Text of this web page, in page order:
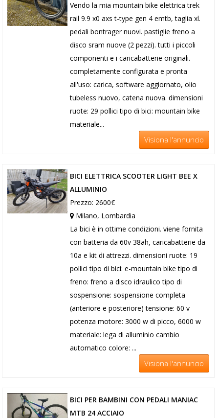
Vendo la mia mountain bike elettrica trek
rail 9.9 x0 axs t-type gen 4 emtb, taglia xl.
pedali bontrager nuovi. pastiglie freno a
disco sram nuove (2 pezzi). tutti i piccoli
componenti e i caricabatterie originali.
completamente configurata e pronta
all'uso: carica, software aggiornato, olio
tubeless nuovo, catena nuova. dimensioni
ruote: 29 pollici tipo di bici: mountain bike
materiale...
Visiona l'annuncio
BICI ELETTRICA SCOOTER LIGHT BEE X
ALLUMINIO
Prezzo: 2600€
Milano, Lombardia
La bici è in ottime condizioni. viene fornita
con batteria da 60v 38ah, caricabatterie da
10a e kit di attrezzi. dimensioni ruote: 19
pollici tipo di bici: e-mountain bike tipo di
freno: freno a disco idraulico tipo di
sospensione: sospensione completa
(anteriore e posteriore) tensione: 60 v
potenza motore: 3000 w di picco, 6000 w
materiale: lega di alluminio cambio
automatico colore: ...
Visiona l'annuncio
BICI PER BAMBINI CON PEDALI MANIAC
MTB 24 ACCIAIO